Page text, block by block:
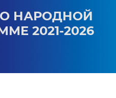
НАРОДНОЙ
2021-2026